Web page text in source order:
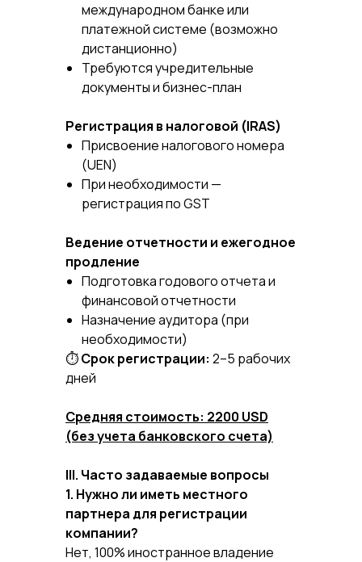
международном банке или
платежной системе (возможно
дистанционно)
Требуются учредительные
документы и бизнес-план
Регистрация в налоговой (IRAS)
Присвоение налогового номера
(UEN)
При необходимости —
регистрация по GST
Ведение отчетности и ежегодное
продление
Подготовка годового отчета и
финансовой отчетности
Назначение аудитора (при
необходимости)
⏱Срок регистрации: 2–5 рабочих
дней
Средняя стоимость: 2200 USD
(без учета банковского счета)
III. Часто задаваемые вопросы
1. Нужно ли иметь местного
партнера для регистрации
компании?
Нет, 100% иностранное владение